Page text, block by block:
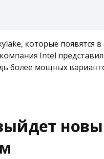
которые появятся
Intel
более мощных